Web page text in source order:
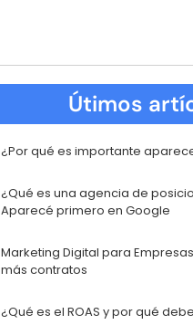
Útimos
¿Por qué es importante
¿Qué es una agencia de
Aparecé primero en Google
Marketing Digital para
más contratos
¿Qué es el ROAS y por qué